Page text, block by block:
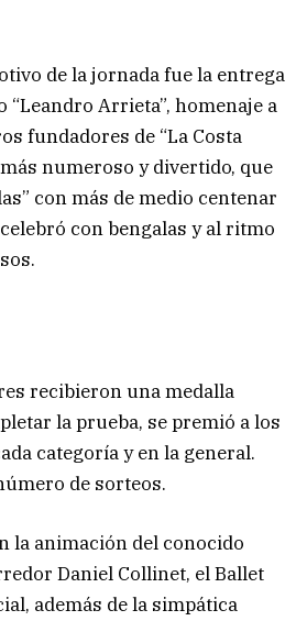
de la jornada fue la entrega
Arrieta”, homenaje a
fundadores de “La Costa
numeroso y divertido, que
con más de medio centenar
con bengalas y al ritmo
recibieron una medalla
la prueba, se premió a los
categoría y en la general.
de sorteos.
la animación del conocido
Daniel Collinet, el Ballet
además de la simpática